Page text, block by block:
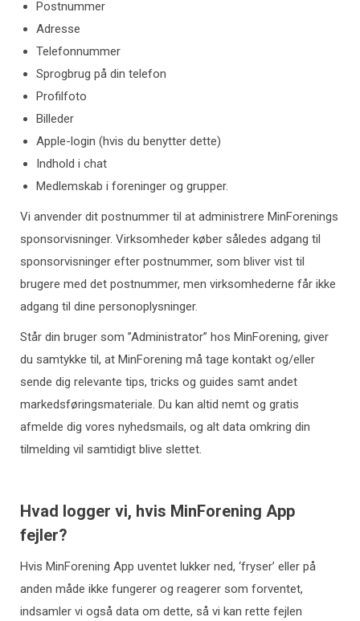
Postnummer
Adresse
Telefonnummer
Sprogbrug på din telefon
Profilfoto
Billeder
Apple-login (hvis du benytter dette)
Indhold i chat
Medlemskab i foreninger og grupper.
Vi anvender dit postnummer til at administrere MinForenings
sponsorvisninger. Virksomheder køber således adgang til
sponsorvisninger efter postnummer, som bliver vist til
brugere med det postnummer, men virksomhederne får ikke
adgang til dine personoplysninger.
Står din bruger som ”Administrator” hos MinForening, giver
du samtykke til, at MinForening må tage kontakt og/eller
sende dig relevante tips, tricks og guides samt andet
markedsføringsmateriale. Du kan altid nemt og gratis
afmelde dig vores nyhedsmails, og alt data omkring din
tilmelding vil samtidigt blive slettet.
Hvad logger vi, hvis MinForening App
fejler?
Hvis MinForening App uventet lukker ned, ‘fryser’ eller på
anden måde ikke fungerer og reagerer som forventet,
indsamler vi også data om dette, så vi kan rette fejlen